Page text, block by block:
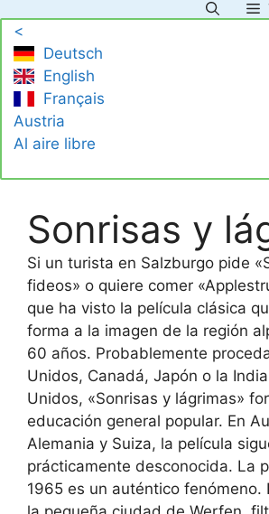
contenido
<
Deutsch
English
Français
Austria
Al aire libre
Sonrisas y
Si un turista en Salzburgo pide
fideos» o quiere comer
que ha visto la película clásica
forma a la imagen de la región
60 años. Probablemente
Unidos, Canadá, Japón o la
Unidos, «Sonrisas y lágrimas»
educación general popular. En
Alemania y Suiza, la película
prácticamente desconocida. La
1965 es un auténtico fenómeno.